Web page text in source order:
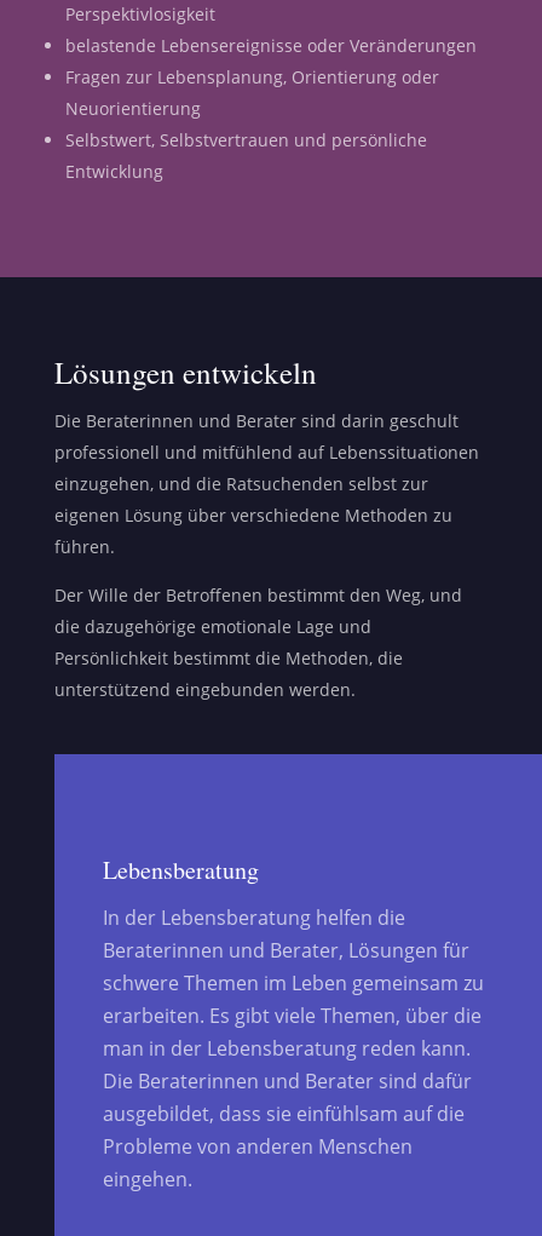
Perspektivlosigkeit
belastende Lebensereignisse oder Veränderungen
Fragen zur Lebensplanung, Orientierung oder
Neuorientierung
Selbstwert, Selbstvertrauen und persönliche
Entwicklung
Lösungen entwickeln
Die Beraterinnen und Berater sind darin geschult
professionell und mitfühlend auf Lebenssituationen
einzugehen, und die Ratsuchenden selbst zur
eigenen Lösung über verschiedene Methoden zu
führen.
Der Wille der Betroffenen bestimmt den Weg, und
die dazugehörige emotionale Lage und
Persönlichkeit bestimmt die Methoden, die
unterstützend eingebunden werden.
Lebensberatung
In der Lebensberatung helfen die
Beraterinnen und Berater, Lösungen für
schwere Themen im Leben gemeinsam zu
erarbeiten. Es gibt viele Themen, über die
man in der Lebensberatung reden kann.
Die Beraterinnen und Berater sind dafür
ausgebildet, dass sie einfühlsam auf die
Probleme von anderen Menschen
eingehen.